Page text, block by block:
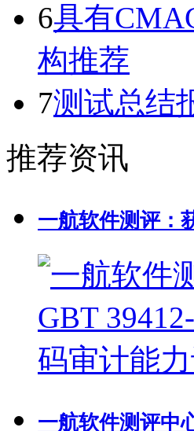
6具有
构推荐
7测试总结
推荐资讯
一航软件测评：
一航软件测评中